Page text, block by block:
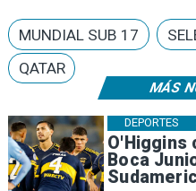
MÁS
O'Higgins
Boca
DEPORTES
MUNDIAL SUB 17
QATAR